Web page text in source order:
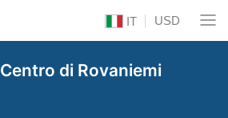
IT USD
Centro di Rovaniemi